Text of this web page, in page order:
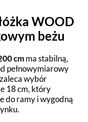
WOOD
beżu
cmma stabilną,
pełnowymiarowy
wybór
18 cm, który
do ramy i wygodną